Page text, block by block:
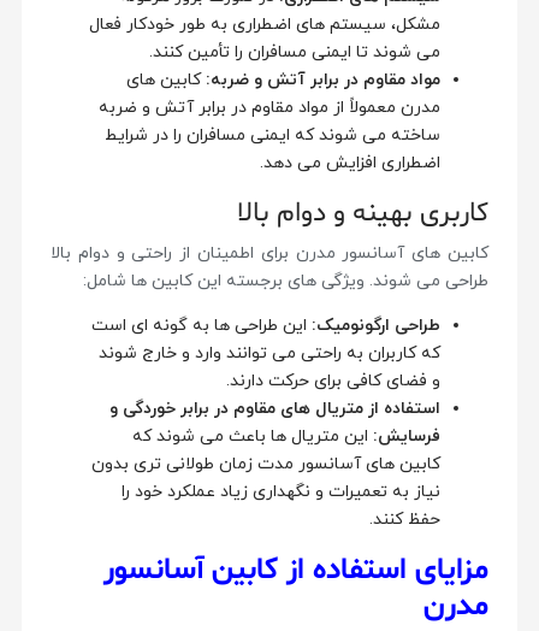
مشکل، سیستم های اضطراری به طور خودکار فعال
می شوند تا ایمنی مسافران را تأمین کنند.
مواد مقاوم در برابر آتش و ضربه: کابین های
مدرن معمولاً از مواد مقاوم در برابر آتش و ضربه
ساخته می شوند که ایمنی مسافران را در شرایط
اضطراری افزایش می دهد.
کاربری بهینه و دوام بالا
کابین های آسانسور مدرن برای اطمینان از راحتی و دوام بالا
طراحی می شوند. ویژگی های برجسته این کابین ها شامل:
طراحی ارگونومیک: این طراحی ها به گونه ای است
که کاربران به راحتی می توانند وارد و خارج شوند
و فضای کافی برای حرکت دارند.
استفاده از متریال های مقاوم در برابر خوردگی و
فرسایش: این متریال ها باعث می شوند که
کابین های آسانسور مدت زمان طولانی تری بدون
نیاز به تعمیرات و نگهداری زیاد عملکرد خود را
حفظ کنند.
مزایای استفاده از کابین آسانسور
مدرن